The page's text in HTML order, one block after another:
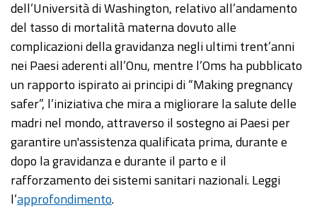
dell’Università di Washington, relativo all’andamento
del tasso di mortalità materna dovuto alle
complicazioni della gravidanza negli ultimi trent’anni
nei Paesi aderenti all’Onu, mentre l’Oms ha pubblicato
un rapporto ispirato ai principi di “Making pregnancy
safer”, l’iniziativa che mira a migliorare la salute delle
madri nel mondo, attraverso il sostegno ai Paesi per
garantire un'assistenza qualificata prima, durante e
dopo la gravidanza e durante il parto e il
rafforzamento dei sistemi sanitari nazionali. Leggi
l’approfondimento.